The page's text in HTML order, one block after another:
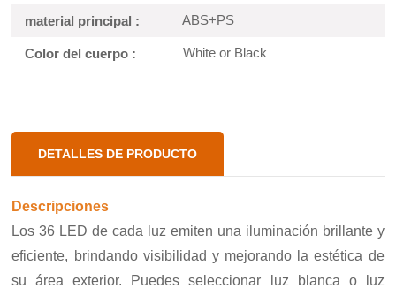
material principal : ABS+PS
Color del cuerpo : White or Black
DETALLES DE PRODUCTO
Descripciones
Los 36 LED de cada luz emiten una iluminación brillante y
eficiente, brindando visibilidad y mejorando la estética de
su área exterior. Puedes seleccionar luz blanca o luz